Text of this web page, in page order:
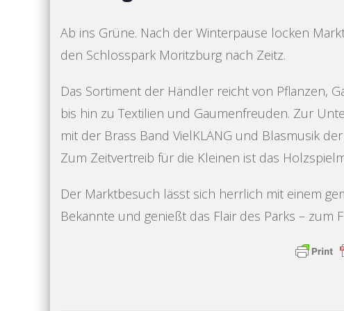
Ab ins Grüne. Nach der Winterpause locken
den Schlosspark Moritzburg nach Zeitz.
Das Sortiment der Händler reicht von Pflanzen,
bis hin zu Textilien und Gaumenfreuden. Zur
mit der Brass Band VielKLANG und Blasmusik
Zum Zeitvertreib für die Kleinen ist das
Der Marktbesuch lässt sich herrlich mit einem
Bekannte und genießt das Flair des Parks – zum